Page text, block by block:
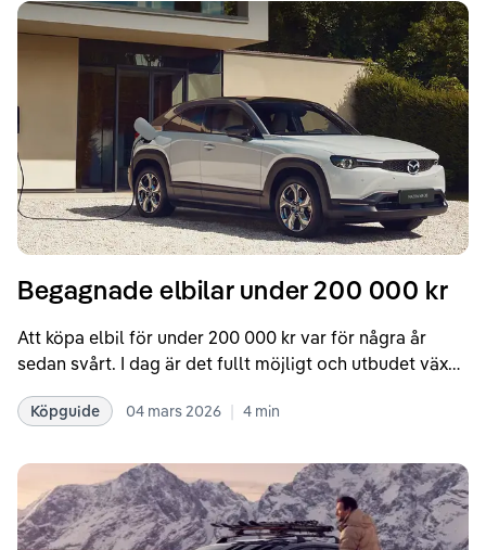
Begagnade elbilar under 200 000 kr
Att köpa elbil för under 200 000 kr var för några år
sedan svårt. I dag är det fullt möjligt och utbudet växer
Köpguide 04 mars 2026 | 4 min